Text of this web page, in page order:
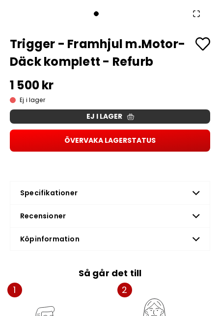
Trigger - Framhjul m.Motor-
Däck komplett - Refurb
1 500 kr
Ej i lager
EJ I LAGER
ÖVERVAKA LAGERSTATUS
Specifikationer
Recensioner
Köpinformation
Så går det till
1
2